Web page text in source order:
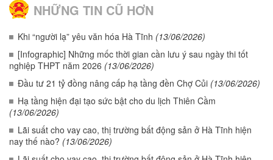
NHỮNG TIN CŨ HƠN
Khi “người lạ” yêu văn hóa Hà Tĩnh (13/06/2026)
[Infographic] Những mốc thời gian cần lưu ý sau ngày thi tốt
nghiệp THPT năm 2026 (13/06/2026)
Đầu tư 21 tỷ đồng nâng cấp hạ tầng đền Chợ Củi (13/06/2026)
Hạ tầng hiện đại tạo sức bật cho du lịch Thiên Cầm
(13/06/2026)
Lãi suất cho vay cao, thị trường bất động sản ở Hà Tĩnh hiện
nay thế nào? (13/06/2026)